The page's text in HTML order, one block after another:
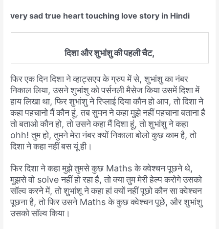
very sad true heart touching love story in Hindi
दिशाऔरशुभांशुकीपहलीचैट,
फिरएकदिनदिशानेव्हाट्सएपकेग्रुपमेंसे,शुभांशुकानंबर
निकाललिया,उसनेशुभांशुकोपर्सनलीमैसेजकियाउसमेंदिशामें
हायलिखा था,फिरशुभांशुनेरिप्लाईदियाकौनहोआप,तोदिशाने
कहापहचानोमैंकौनहूं,तबसुमननेकहामुझेनहींपहचानाबतानाहै
तोबताओकौनहो,तोउसनेकहामैंदिशाहूं,तोशुभांशुनेकहा
ohh!तुमहो,तुमनेमेरानंबरक्योंनिकालाबोलोकुछकामहै,तो
दिशानेकहानहींबसयूंही।
फिरदिशानेकहामुझेतुमसेकुछ Mathsकेक्वेश्चनपूछने थे,
मुझसेवोsolveनहींहोरहाहै,तोक्यातुममेरीहेल्पकरोगेउसको
सॉल्वकरनेमें,तोशुभांशूनेकहाहांक्योंनहींपूछोकौनसाक्वेश्चन
पूछनाहै,तोफिरउसनेMathsकेकुछक्वेश्चनपूछे,औरशुभांशु
उसकोसॉल्वकिया।